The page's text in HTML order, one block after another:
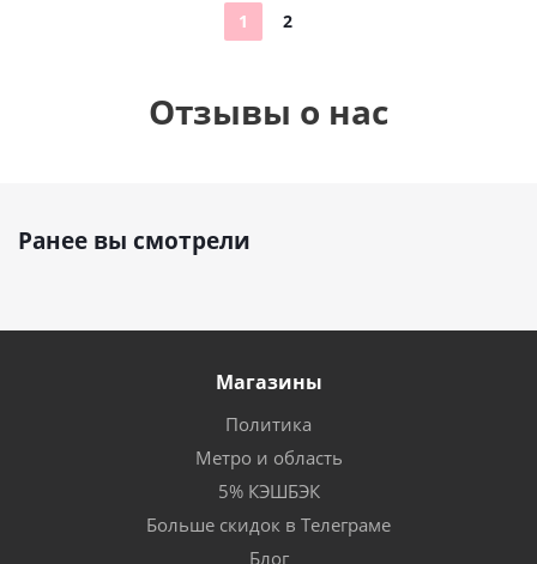
1 2
Отзывы о нас
Ранее вы смотрели
Магазины
Политика
Метро и область
5% КЭШБЭК
Больше скидок в Телеграме
Блог